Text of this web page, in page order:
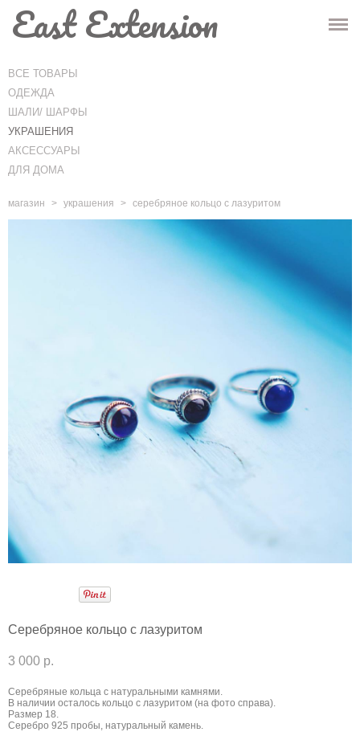
ГЛАВНАЯ
МАГАЗИН
ИНФО
КОНТАКТЫ
East Extension
ВСЕ ТОВАРЫ
ОДЕЖДА
ШАЛИ/ ШАРФЫ
УКРАШЕНИЯ
АКСЕССУАРЫ
ДЛЯ ДОМА
магазин > украшения > серебряное кольцо с лазуритом
Серебряное кольцо с лазуритом
3 000 p.
Серебряные кольца с натуральными камнями.
В наличии осталось кольцо с лазуритом (на фото справа).
Размер 18.
Серебро 925 пробы, натуральный камень.